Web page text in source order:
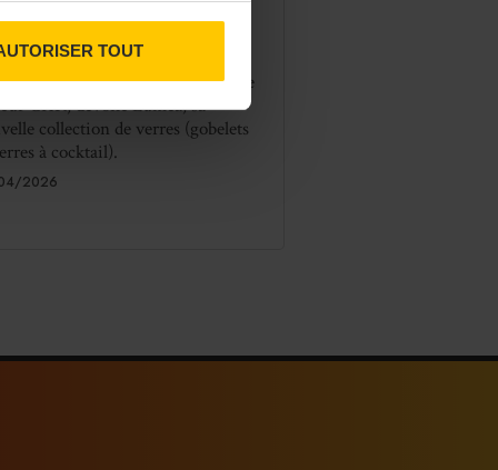
TOUT
présente les verres
fournisseur de matériel pour le
CHR, dévoile Lumea, sa
collection de verres (gobelets
à cocktail).
2026